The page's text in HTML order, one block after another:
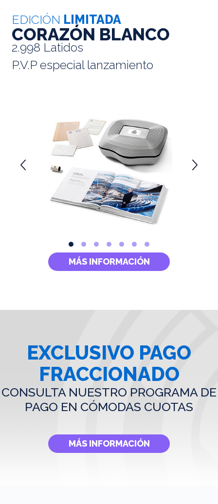
EDICIÓN LIMITADA
CORAZÓN BLANCO
2.998 Latidos
P.V.P especial lanzamiento
MÁS INFORMACIÓN
EXCLUSIVO PAGO
FRACCIONADO
CONSULTA NUESTRO PROGRAMA DE
PAGO EN CÓMODAS CUOTAS
MÁS INFORMACIÓN